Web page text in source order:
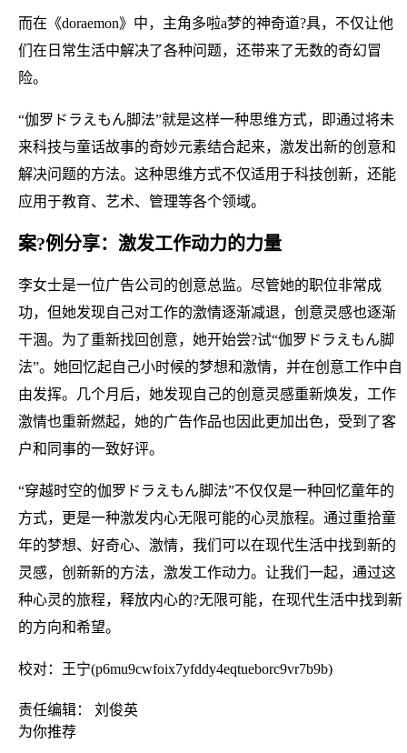
而在《doraemon》中，主角多啦a梦的神奇道?具，不仅让他
们在日常生活中解决了各种问题，还带来了无数的奇幻冒
险。
“伽罗ドラえもん脚法”就是这样一种思维方式，即通过将未
来科技与童话故事的奇妙元素结合起来，激发出新的创意和
解决问题的方法。这种思维方式不仅适用于科技创新，还能
应用于教育、艺术、管理等各个领域。
案?例分享：激发工作动力的力量
李女士是一位广告公司的创意总监。尽管她的职位非常成
功，但她发现自己对工作的激情逐渐减退，创意灵感也逐渐
干涸。为了重新找回创意，她开始尝?试“伽罗ドラえもん脚
法”。她回忆起自己小时候的梦想和激情，并在创意工作中自
由发挥。几个月后，她发现自己的创意灵感重新焕发，工作
激情也重新燃起，她的广告作品也因此更加出色，受到了客
户和同事的一致好评。
“穿越时空的伽罗ドラえもん脚法”不仅仅是一种回忆童年的
方式，更是一种激发内心无限可能的心灵旅程。通过重拾童
年的梦想、好奇心、激情，我们可以在现代生活中找到新的
灵感，创新新的方法，激发工作动力。让我们一起，通过这
种心灵的旅程，释放内心的?无限可能，在现代生活中找到新
的方向和希望。
校对：王宁(p6mu9cwfoix7yfddy4eqtueborc9vr7b9b)
责任编辑： 刘俊英
为你推荐